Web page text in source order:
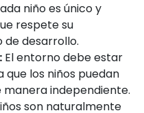
niño es único y
respete su
de desarrollo.
El entorno debe estar
los niños puedan
independiente.
son naturalmente